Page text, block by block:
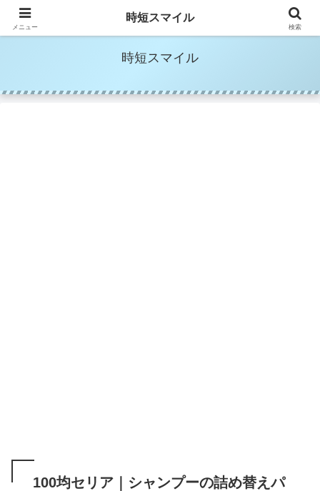
時短家事＆時短美容でママの笑顔を増やす
時短スマイル
100均セリア｜シャンプーの詰め替えパ
メニュー
時短スマイル
検索